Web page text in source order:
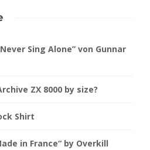
Sing Alone” von Gunnar
ZX 8000 by size?
Shirt
in France“ by Overkill